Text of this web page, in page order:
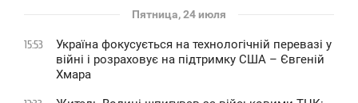
Пятница, 24 июля
15:53
Україна фокусується на технологічній перевазі у
війні і розраховує на підтримку США – Євгеній
Хмара